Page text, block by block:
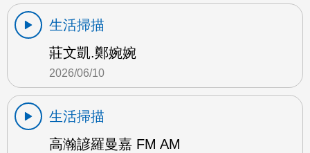
生活掃描
莊文凱.鄭婉婉
2026/06/10
生活掃描
高瀚諺羅曼嘉 FM AM